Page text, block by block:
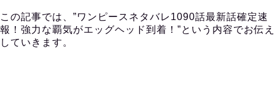
この記事では、”ワンピースネタバレ1090話最新話確定速
報！強力な覇気がエッグヘッド到着！”という内容でお伝え
していきます。